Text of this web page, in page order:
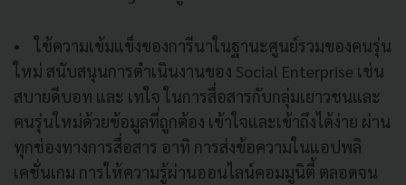
• ใช้ความเข้มแข็งของการีนาในฐานะศูนย์รวมของคนรุ่น
ใหม่ สนับสนุนการดำเนินงานของ Social Enterprise เช่น
สบายดีบอท และ เทใจ ในการสื่อสารกับกลุ่มเยาวชนและ
คนรุ่นใหม่ด้วยข้อมูลที่ถูกต้อง เข้าใจและเข้าถึงได้ง่าย ผ่าน
ทุกช่องทางการสื่อสาร อาทิ การส่งข้อความในแอปพลิ
เคชั่นเกม การให้ความรู้ผ่านออนไลน์คอมมูนิตี้ ตลอดจน